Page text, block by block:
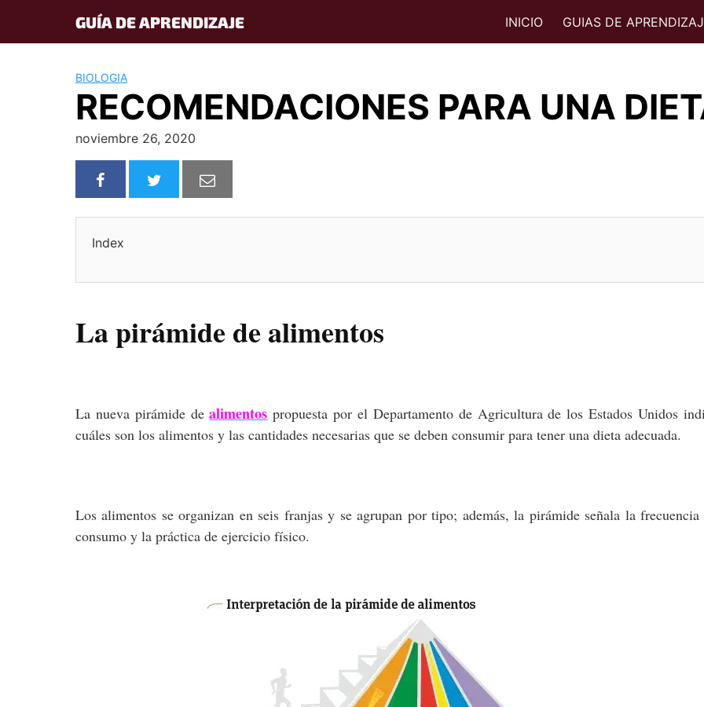
content
GUÍA DE APRENDIZAJE INICIO GUIAS DE
BIOLOGIA
RECOMENDACIONES PARA UNA
noviembre 26, 2020
Index
La pirámide de alimentos
La nueva pirámide dealimentos propuesta por el Departamento de Agricultura de los Estados Unidos
cuáles son los alimentos y las cantidades necesarias que se deben consumir para tener una dieta adecuada.
Los alimentos se organizan en seis franjas y se agrupan por tipo; además, la pirámide señala la frecuencia
consumo y la práctica de ejercicio físico.